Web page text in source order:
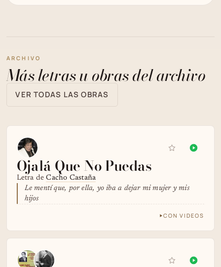
ARCHIVO
Más letras u obras del archivo
VER TODAS LAS OBRAS
Ojalá Que No Puedas
Letra deCacho Castaña
Le mentí que, por ella, yo iba a dejar mi mujer y mis
hijos
CON VIDEOS